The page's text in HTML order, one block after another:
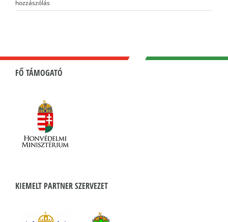
hozzászólás
FŐ TÁMOGATÓ
KIEMELT PARTNER SZERVEZET